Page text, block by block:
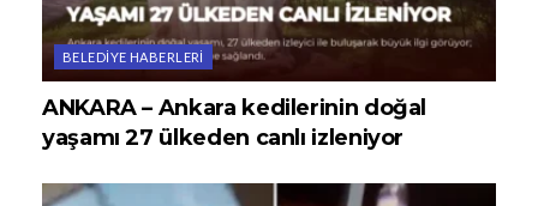
BELEDIYE HABERLERI
ANKARA – Ankara kedilerinin doğal
yaşamı 27 ülkeden canlı izleniyor